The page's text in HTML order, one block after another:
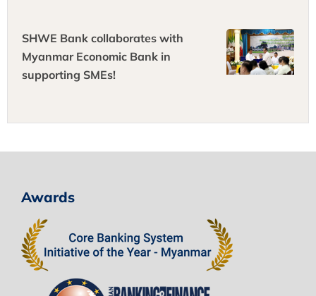
SHWE Bank collaborates with
Myanmar Economic Bank in
supporting SMEs!
Awards